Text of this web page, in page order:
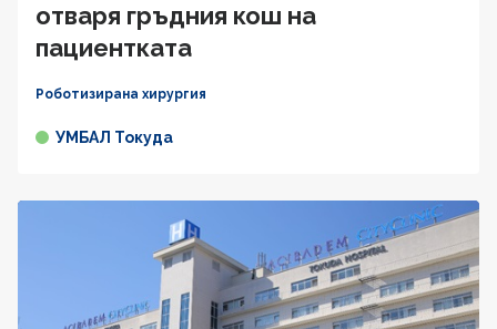
отваря гръдния кош на
пациентката
Роботизирана хирургия
УМБАЛ Токуда